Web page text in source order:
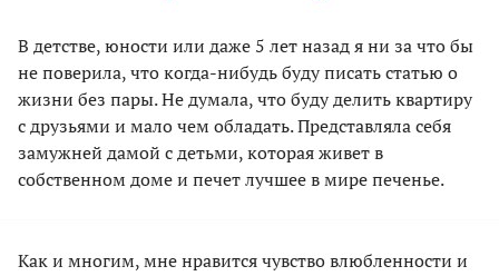
В детстве, юности или даже 5 лет назад я ни за что бы
не поверила, что когда-нибудь буду писать статью о
жизни без пары. Не думала, что буду делить квартиру
с друзьями и мало чем обладать. Представляла себя
замужней дамой с детьми, которая живет в
собственном доме и печет лучшее в мире печенье.
Как и многим, мне нравится чувство влюбленности и